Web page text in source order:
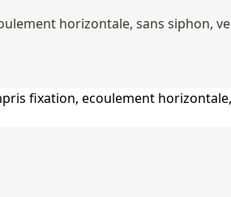
horizontale, sans siphon,